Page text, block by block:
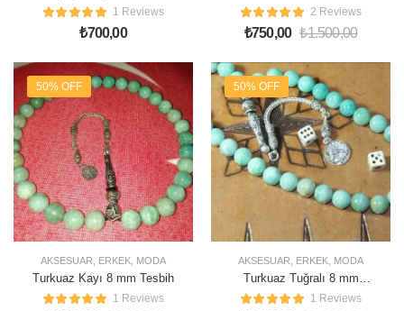
Takımı1 Reviews
₺700,00
2 Reviews
₺750,00 ₺1.500,00
50% OFF
AKSESUAR ERKEK MODA
Turkuaz Kayı 8 mm Tesbih
1 Reviews
50% OFF
AKSESUAR ERKEK MODA
Turkuaz Tuğralı 8 mm
Tesbih1 Reviews